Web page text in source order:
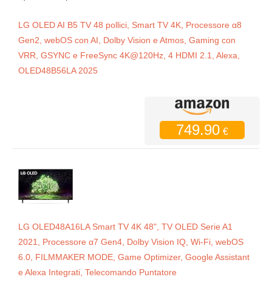
LG OLED AI B5 TV 48 pollici, Smart TV 4K, Processore α8
Gen2, webOS con AI, Dolby Vision e Atmos, Gaming con
VRR, GSYNC e FreeSync 4K@120Hz, 4 HDMI 2.1, Alexa,
OLED48B56LA 2025
749.90 €
LG OLED48A16LA Smart TV 4K 48", TV OLED Serie A1
2021, Processore α7 Gen4, Dolby Vision IQ, Wi-Fi, webOS
6.0, FILMMAKER MODE, Game Optimizer, Google Assistant
e Alexa Integrati, Telecomando Puntatore